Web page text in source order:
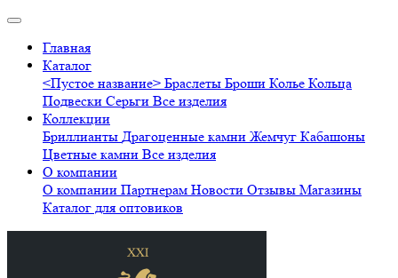
Главная
Каталог
<Пустое название> Браслеты Броши Колье Кольца
Подвески Серьги Все изделия
Коллекции
Бриллианты Драгоценные камни Жемчуг Кабашоны
Цветные камни Все изделия
О компании
О компании Партнерам Новости Отзывы Магазины
Каталог для оптовиков